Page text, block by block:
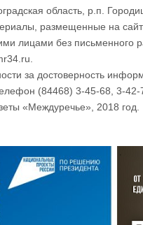
область, р.п.
размещенные на
лицами без
за достоверность
(84468) 3-45-68, 3-42-
«Междуречье», 2018 год.